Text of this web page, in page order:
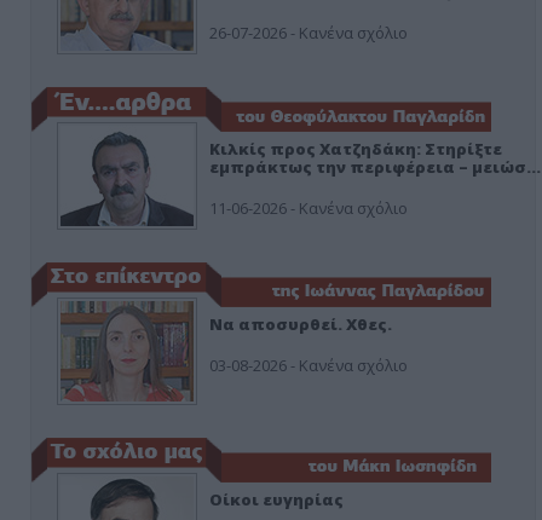
26-07-2026 - Κανένα σχόλιο
Κιλκίς προς Χατζηδάκη: Στηρίξτε
εμπράκτως την περιφέρεια – μειώσ…
11-06-2026 - Κανένα σχόλιο
Να αποσυρθεί. Χθες.
03-08-2026 - Κανένα σχόλιο
Οίκοι ευγηρίας